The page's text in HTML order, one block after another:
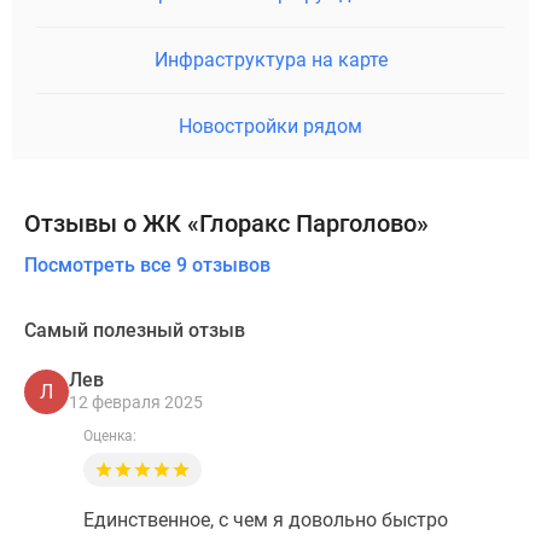
Инфраструктура на карте
Новостройки рядом
Отзывы о ЖК «Глоракс Парголово»
Посмотреть все 9 отзывов
Самый полезный отзыв
Л
Лев
12 февраля 2025
Оценка:
Единственное, с чем я довольно быстро